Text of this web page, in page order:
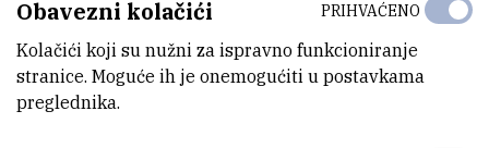
Obavezni kolačići
Kolačići koji su nužni za ispravno funkcioniranje
stranice. Moguće ih je onemogućiti u postavkama
preglednika.
PRIHVAĆENO